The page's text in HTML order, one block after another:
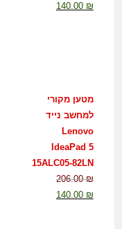
140.00 ₪
מטען מקורי
למחשב נייד
Lenovo
IdeaPad 5
15ALC05-82LN
206.00₪
140.00 ₪